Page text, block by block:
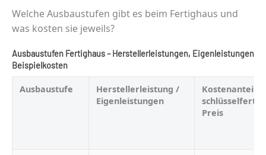
Welche Ausbaustufen gibt es beim Fertighaus und
was kosten sie jeweils?
Ausbaustufen Fertighaus – Herstellerleistungen, Eigenleistungen,
Beispielkosten
Ausbaustufe
Herstellerleistung /
Eigenleistungen
Kostenanteil
Preis